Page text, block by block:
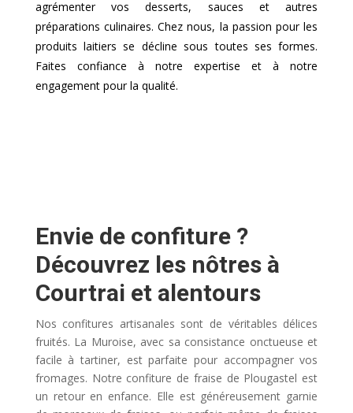
agrémenter vos desserts, sauces et autres
préparations culinaires. Chez nous, la passion pour les
produits laitiers se décline sous toutes ses formes.
Faites confiance à notre expertise et à notre
engagement pour la qualité.
Envie de confiture ?
Découvrez les nôtres à
Courtrai et alentours
Nos confitures artisanales sont de véritables délices
fruités. La Muroise, avec sa consistance onctueuse et
facile à tartiner, est parfaite pour accompagner vos
fromages. Notre confiture de fraise de Plougastel est
un retour en enfance. Elle est généreusement garnie